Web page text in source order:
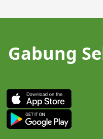
Gabung